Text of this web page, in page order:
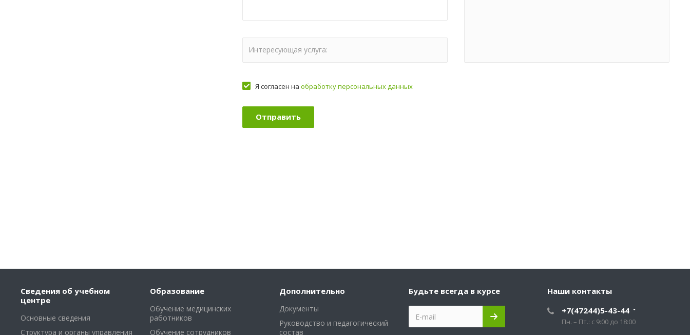
Интересующая услуга:
Я согласен на обработку персональных данных
Сведения об учебном
центре
Основные сведения
Структура и органы управления
Образование
Обучение медицинских
работников
Обучение сотрудников
Дополнительно
Документы
Руководство и педагогический
состав
Будьте всегда в курсе
Наши контакты
+7(47244)5-43-44
Пн. – Пт.: с 9:00 до 18:00